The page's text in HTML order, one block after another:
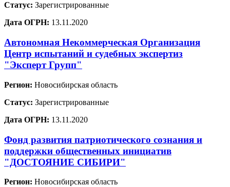
Статус: Зарегистрированные
Дата ОГРН: 13.11.2020
Автономная Некоммерческая Организация
Центр испытаний и судебных экспертиз
"Эксперт Групп"
Регион: Новосибирская область
Статус: Зарегистрированные
Дата ОГРН: 13.11.2020
Фонд развития патриотического сознания и
поддержки общественных инициатив
"ДОСТОЯНИЕ СИБИРИ"
Регион: Новосибирская область